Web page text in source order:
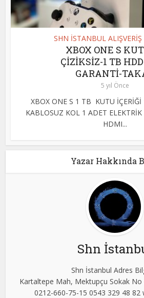
SHN İSTANBUL
XBOX ONE S
ÇİZİKSİZ-1 TB
GARANTİ-
5 yıl Önce
XBOX ONE S 1 TB KUTU İÇERİĞİ
KABLOSUZ KOL 1 ADET
HDMI...
Yazar Hakkında
Shn
Shn İstanbul Adres
Kartaltepe Mah, Mektupçu Sokak No
0212-660-75-15 0543 329 48 82